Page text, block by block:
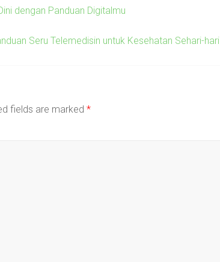
dengan Panduan Digitalmu
Seru Telemedisin untuk Kesehatan Sehari-hari
fields are marked *